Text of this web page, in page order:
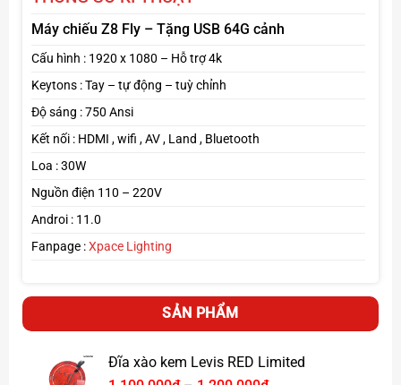
Kết nối thông minh, đa dạng
Tích hợp hệ điều hành thông minh, kho ứng dụng giải trí
Cổng kết nối đầy đủ:HDMI, USB, Audio Out, Bluetooth,
Wi-Fi
Xem thêm máy chiếu Click tại đây
Máy chiếu Z8 Fly – Tặng USB 64G cảnh
Cấu hình : 1920 x 1080 – Hỗ trợ 4k
Keytons : Tay – tự động – tuỳ chỉnh
Độ sáng : 750 Ansi
Kết nối : HDMI , wifi , AV , Land , Bluetooth
Loa : 30W
Nguồn điện 110 – 220V
Androi : 11.0
Fanpage :Xpace Lighting
SẢN PHẨM
Đĩa xào kem Levis RED Limited